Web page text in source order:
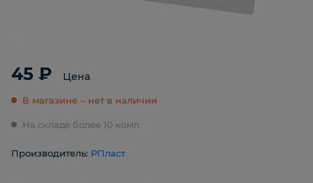
45 ₽ Цена
В магазине – нет в наличии
На складе более 10 комп.
Производитель: РПласт